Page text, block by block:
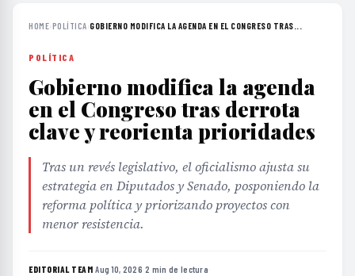
HOME›POLÍTICA›GOBIERNO MODIFICA LA AGENDA EN EL CONGRESO TRAS...
POLÍTICA
Gobierno modifica la agenda
en el Congreso tras derrota
clave y reorienta prioridades
Tras un revés legislativo, el oficialismo ajusta su
estrategia en Diputados y Senado, posponiendo la
reforma política y priorizando proyectos con
menor resistencia.
EDITORIAL TEAM·Aug 10, 2026·2 min de lectura·